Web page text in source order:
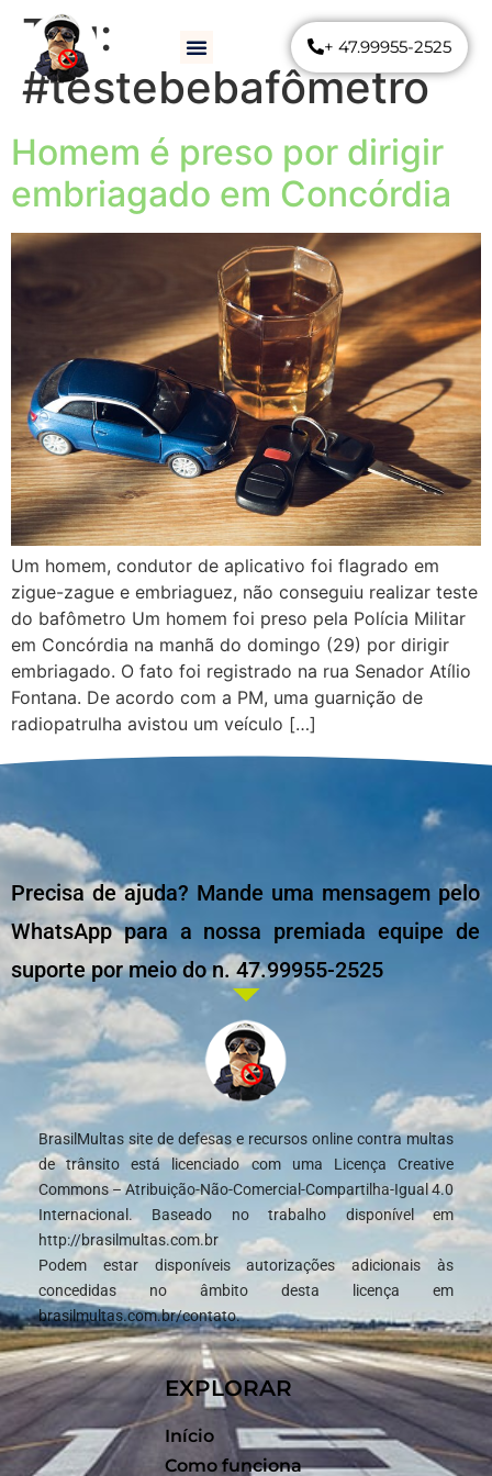
+ 47.99955-2525
Tag:
#testebebafômetro
Homem é preso por dirigir
embriagado em Concórdia
Um homem, condutor de aplicativo foi flagrado em
zigue-zague e embriaguez, não conseguiu realizar teste
do bafômetro Um homem foi preso pela Polícia Militar
em Concórdia na manhã do domingo (29) por dirigir
embriagado. O fato foi registrado na rua Senador Atílio
Fontana. De acordo com a PM, uma guarnição de
radiopatrulha avistou um veículo […]
Precisa de ajuda? Mande uma mensagem pelo
WhatsApp para a nossa premiada equipe de
suporte por meio do n. 47.99955-2525
BrasilMultas site de defesas e recursos online contra multas
de trânsito está licenciado com uma Licença Creative
Commons – Atribuição-Não-Comercial-Compartilha-Igual 4.0
Internacional. Baseado no trabalho disponível em
http://brasilmultas.com.br
Podem estar disponíveis autorizações adicionais às
concedidas no âmbito desta licença em
brasilmultas.com.br/contato.
EXPLORAR
Início
Como funciona